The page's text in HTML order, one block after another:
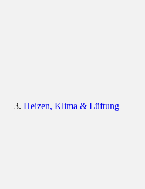
Heizen, Klima & Lüftung